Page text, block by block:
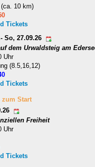
10 km)
Tickets
So, 27.09.26
dem Urwaldsteig am
Uhr
(8.5,16,12)
Tickets
zum Start
Freiheit
Uhr
Tickets